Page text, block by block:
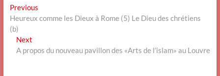
Navigation
de
l’article
PreviousPrevious
post:
Heureux comme les Dieux à Rome (5) Le Dieu des chrétiens
(b)
Next
post:
A propos du nouveau pavillon des «Arts de l’islam» au Louvre